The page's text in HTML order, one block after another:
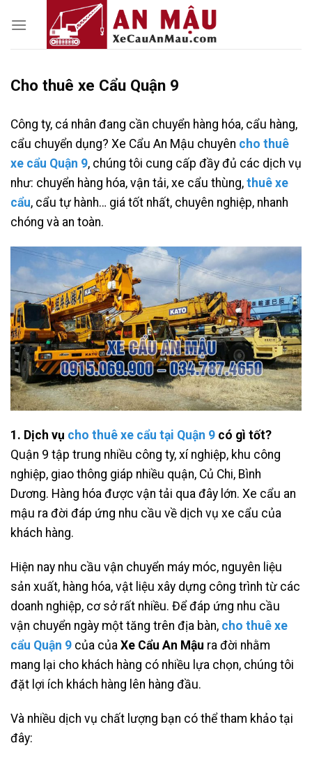
Cho thuê xe Cẩu Quận 9
Công ty, cá nhân đang cần chuyển hàng hóa, cẩu hàng,
cẩu chuyển dụng? Xe Cẩu An Mậu chuyên cho thuê
xe cẩu Quận 9, chúng tôi cung cấp đầy đủ các dịch vụ
như: chuyển hàng hóa, vận tải, xe cẩu thùng, thuê xe
cẩu, cẩu tự hành… giá tốt nhất, chuyên nghiệp, nhanh
chóng và an toàn.
1. Dịch vụ cho thuê xe cẩu tại Quận 9 có gì tốt?
Quận 9 tập trung nhiều công ty, xí nghiệp, khu công
nghiệp, giao thông giáp nhiều quận, Củ Chi, Bình
Dương. Hàng hóa được vận tải qua đây lớn. Xe cẩu an
mậu ra đời đáp ứng nhu cầu về dịch vụ xe cẩu của
khách hàng.
Hiện nay nhu cầu vận chuyển máy móc, nguyên liệu
sản xuất, hàng hóa, vật liệu xây dựng công trình từ các
doanh nghiệp, cơ sở rất nhiều. Để đáp ứng nhu cầu
vận chuyển ngày một tăng trên địa bàn, cho thuê xe
cẩu Quận 9 của của Xe Cẩu An Mậu ra đời nhằm
mang lại cho khách hàng có nhiều lựa chọn, chúng tôi
đặt lợi ích khách hàng lên hàng đầu.
Và nhiều dịch vụ chất lượng bạn có thể tham khảo tại
đây: